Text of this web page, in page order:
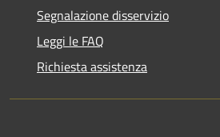
Segnalazione disservizio
Leggi le FAQ
Richiesta assistenza